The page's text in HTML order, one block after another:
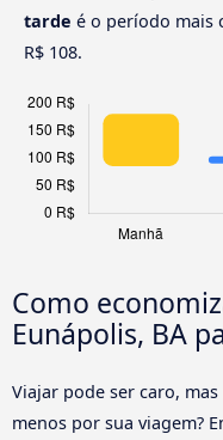
tarde é o período mais
R$ 108.
Como
Eunápolis, BA
Viajar pode ser caro,
menos por sua viagem?